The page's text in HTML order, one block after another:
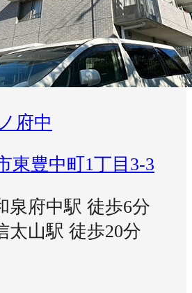
府中
東豊中町1丁目3-3
泉府中駅 徒歩6分
太山駅 徒歩20分